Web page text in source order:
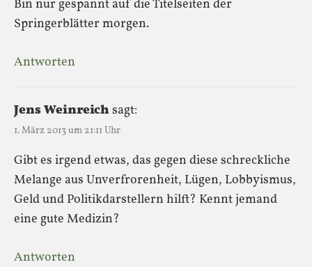
Bin nur gespannt auf die Titelseiten der
Springerblätter morgen.
Antworten
Jens Weinreich sagt:
1. März 2013 um 21:11 Uhr
Gibt es irgend etwas, das gegen diese schreckliche
Melange aus Unverfrorenheit, Lügen, Lobbyismus,
Geld und Politikdarstellern hilft? Kennt jemand
eine gute Medizin?
Antworten